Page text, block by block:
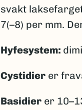
svakt
7(–8) per mm.
Hyfesystem:
Cystidierer
Basidierer